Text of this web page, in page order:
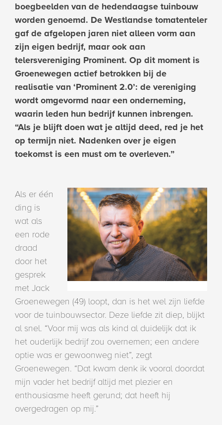
boegbeelden van de hedendaagse tuinbouw
worden genoemd. De Westlandse tomatenteler
gaf de afgelopen jaren niet alleen vorm aan
zijn eigen bedrijf, maar ook aan
telersvereniging Prominent. Op dit moment is
Groenewegen actief betrokken bij de
realisatie van ‘Prominent 2.0’: de vereniging
wordt omgevormd naar een onderneming,
waarin leden hun bedrijf kunnen inbrengen.
“Als je blijft doen wat je altijd deed, red je het
op termijn niet. Nadenken over je eigen
toekomst is een must om te overleven.”
Als er één
ding is
wat als
een rode
draad
door het
gesprek
met Jack
Groenewegen (49) loopt, dan is het wel zijn liefde
voor de tuinbouwsector. Deze liefde zit diep, blijkt
al snel. “Voor mij was als kind al duidelijk dat ik
het ouderlijk bedrijf zou overnemen; een andere
optie was er gewoonweg niet”, zegt
Groenewegen. “Dat kwam denk ik vooral doordat
mijn vader het bedrijf altijd met plezier en
enthousiasme heeft gerund; dat heeft hij
overgedragen op mij.”